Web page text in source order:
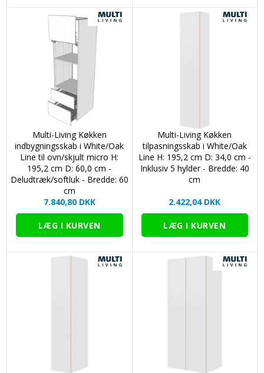
Multi-Living Køkken
indbygningsskab i White/Oak
Line til ovn/skjult micro H:
195,2 cm D: 60,0 cm -
Deludtræk/softluk - Bredde: 60
cm
7.840,80 DKK
Multi-Living Køkken
tilpasningsskab i White/Oak
Line H: 195,2 cm D: 34,0 cm -
Inklusiv 5 hylder - Bredde: 40
cm
2.422,04 DKK